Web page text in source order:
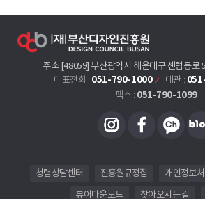
주소 [48059] 부산광역시 해운대구 센텀동로
대표전화 : 051-790-1000 대관 :
팩스 : 051-790-1099
청렴상담센터 진흥원규정집 개인정보
뷰어다운로드 찾아오시는 길